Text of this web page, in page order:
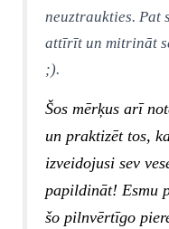
neuztraukties. Pat
attīrīt un mitrināt
;).
Šos mērķus arī
un praktizēt tos,
izveidojusi sev
papildināt! Esmu
šo pilnvērtīgo